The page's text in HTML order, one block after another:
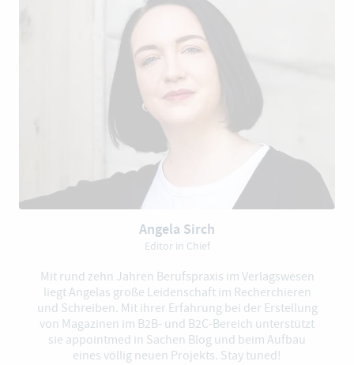
Angela Sirch
Editor in Chief
Mit rund zehn Jahren Berufspraxis im Verlagswesen
liegt Angelas große Leidenschaft im Recherchieren
und Schreiben. Mit ihrer Erfahrung bei der Erstellung
von Magazinen im B2B- und B2C-Bereich unterstützt
sie appointmed in Sachen Blog und beim Aufbau
eines völlig neuen Projekts. Stay tuned!